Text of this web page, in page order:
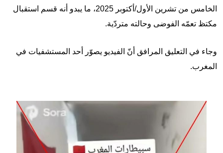
الخامس من تشرين الأول/أكتوبر 2025، ما يبدو أنه قسم استقبال
مكتظ تعمّه الفوضى وحالته متردّية.
وجاء في التعليق المرافق أنّ الفيديو يصوّر أحد المستشفيات في
المغرب.
Image